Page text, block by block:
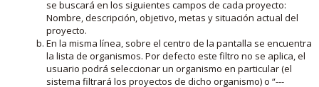
se buscará en los siguientes campos de cada proyecto:
Nombre, descripción, objetivo, metas y situación actual del
proyecto.
En la misma línea, sobre el centro de la pantalla se encuentra
la lista de organismos. Por defecto este filtro no se aplica, el
usuario podrá seleccionar un organismo en particular (el
sistema filtrará los proyectos de dicho organismo) o “---